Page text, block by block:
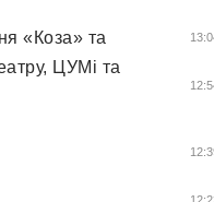
«Коза» та
ЦУМі та